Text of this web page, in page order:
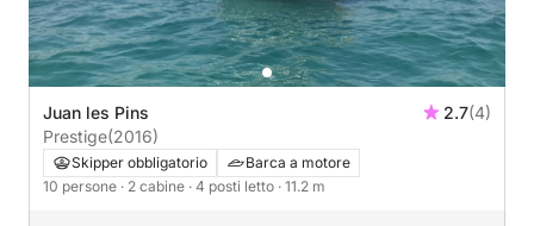
Juan les Pins 2.7(4)
Prestige(2016)
Skipper obbligatorio
Barca a motore
10 persone · 2 cabine · 4 posti letto · 11.2 m